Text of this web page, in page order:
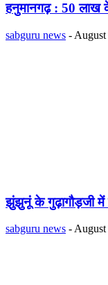
हनुमानगढ़ : 50 लाख
sabguru news -
झुंझुनूं के गुढ़ागौड़जी
sabguru news -